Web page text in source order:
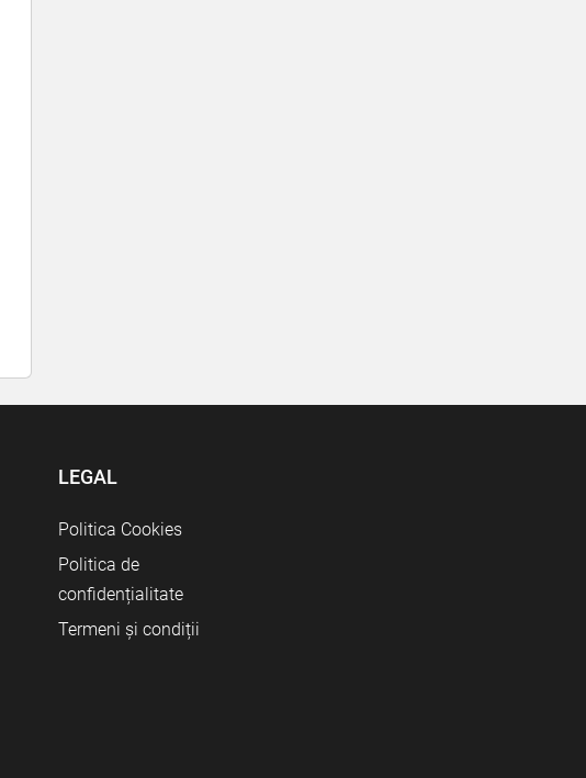
LEGAL
Politica Cookies
Politica de
confidențialitate
Termeni și condiții